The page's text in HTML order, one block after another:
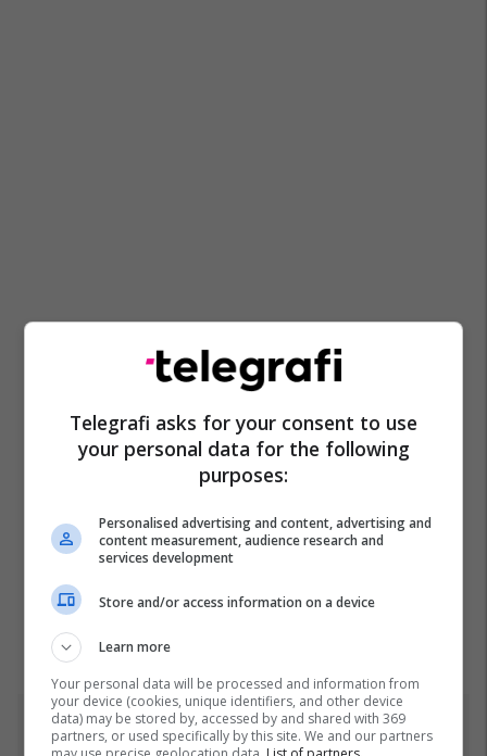
Top 5
Telegrafi asks for your consent to use
your personal data for the following
purposes:
Personalised advertising and content, advertising and
content measurement, audience research and
services development
Store and/or access information on a device
Learn more
Your personal data will be processed and information from
your device (cookies, unique identifiers, and other device
data) may be stored by, accessed by and shared with 369
partners, or used specifically by this site. We and our partners